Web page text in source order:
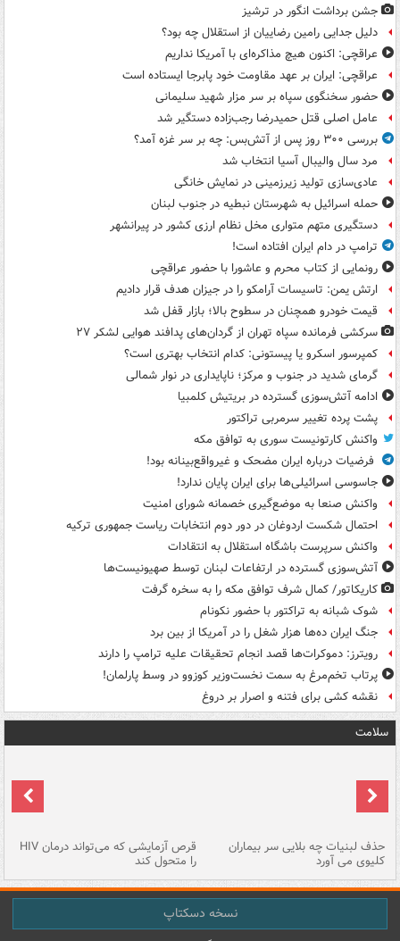
جشن برداشت انگور در ترشیز
دلیل جدایی رامین رضاییان از استقلال چه بود؟
عراقچی: اکنون هیچ مذاکره‌ای با آمریکا نداریم
عراقچی: ایران بر عهد مقاومت خود پابرجا ایستاده است
حضور سخنگوی سپاه بر سر مزار شهید سلیمانی
عامل اصلی قتل حمیدرضا رجب‌زاده دستگیر شد
بررسی ۳۰۰ روز پس از آتش‌بس: چه بر سر غزه آمد؟
مرد سال والیبال آسیا انتخاب شد
عادی‌سازی تولید زیرزمینی در نمایش خانگی
حمله اسرائیل به شهرستان نبطیه در جنوب لبنان
دستگیری متهم متواری مخل نظام ارزی کشور در پیرانشهر
ترامپ در دام ایران افتاده است!
رونمایی از کتاب محرم و عاشورا با حضور عراقچی
ارتش یمن: تاسیسات آرامکو را در جیزان هدف قرار دادیم
قیمت خودرو همچنان در سطوح بالا؛ بازار قفل شد
سرکشی فرمانده سپاه تهران از گردان‌های پدافند هوایی لشکر ۲۷
کمپرسور اسکرو یا پیستونی: کدام انتخاب بهتری است؟
گرمای شدید در جنوب و مرکز؛ ناپایداری در نوار شمالی
ادامه آتش‌سوزی گسترده در بریتیش کلمبیا
پشت پرده تغییر سرمربی تراکتور
واکنش کارتونیست سوری به توافق مکه
فرضیات درباره ایران مضحک و غیرواقع‌بینانه بود!
جاسوسی اسرائیلی‌ها برای ایران پایان ندارد!
واکنش صنعا به موضع‌گیری خصمانه شورای امنیت
احتمال شکست اردوغان در دور دوم انتخابات ریاست جمهوری ترکیه
واکنش سرپرست باشگاه استقلال به انتقادات
آتش‌سوزی گسترده در ارتفاعات لبنان توسط صهیونیست‌ها
کاریکاتور/ کمال شرف توافق مکه را به سخره گرفت
شوک شبانه به تراکتور با حضور نکونام
جنگ ایران ده‌ها هزار شغل را در آمریکا از بین برد
رویترز: دموکرات‌ها قصد انجام تحقیقات علیه ترامپ را دارند
پرتاب تخم‌مرغ به سمت نخست‌وزیر کوزوو در وسط پارلمان!
نقشه کشی برای فتنه و اصرار بر دروغ
سلامت
حذف لبنیات چه بلایی سر بیماران
کلیوی می آورد
قرص آزمایشی که می‌تواند درمان HIV
را متحول کند
نسخه دسکتاپ